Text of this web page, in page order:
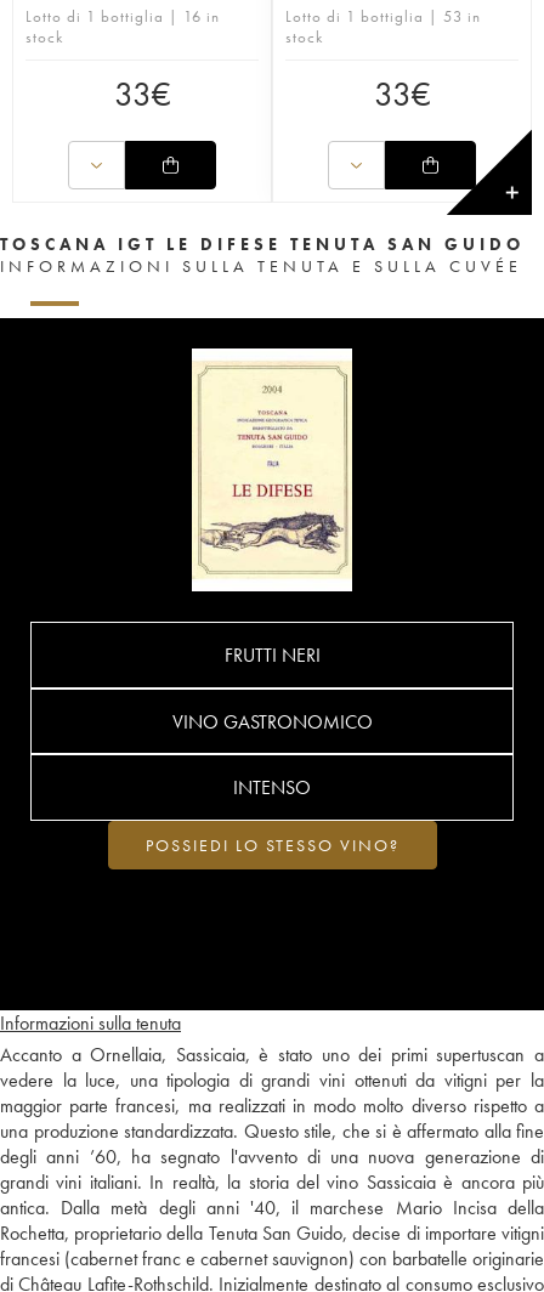
Lotto di 1 bottiglia | 16 in
stock
33€
Lotto di 1 bottiglia | 53 in
stock
33€
✕
TOSCANA IGT LE DIFESE TENUTA SAN GUIDO
INFORMAZIONI SULLA TENUTA E SULLA CUVÉE
Informazioni sulla tenuta
Accanto a Ornellaia, Sassicaia, è stato uno dei primi supertuscan a
vedere la luce, una tipologia di grandi vini ottenuti da vitigni per la
maggior parte francesi, ma realizzati in modo molto diverso rispetto a
una produzione standardizzata. Questo stile, che si è affermato alla fine
degli anni ’60, ha segnato l'avvento di una nuova generazione di
grandi vini italiani. In realtà, la storia del vino Sassicaia è ancora più
antica. Dalla metà degli anni '40, il marchese Mario Incisa della
Rochetta, proprietario della Tenuta San Guido, decise di importare vitigni
francesi (cabernet franc e cabernet sauvignon) con barbatelle originarie
di Château Lafite-Rothschild. Inizialmente destinato al consumo esclusivo
FRUTTI NERI
VINO GASTRONOMICO
INTENSO
POSSIEDI LO STESSO VINO?